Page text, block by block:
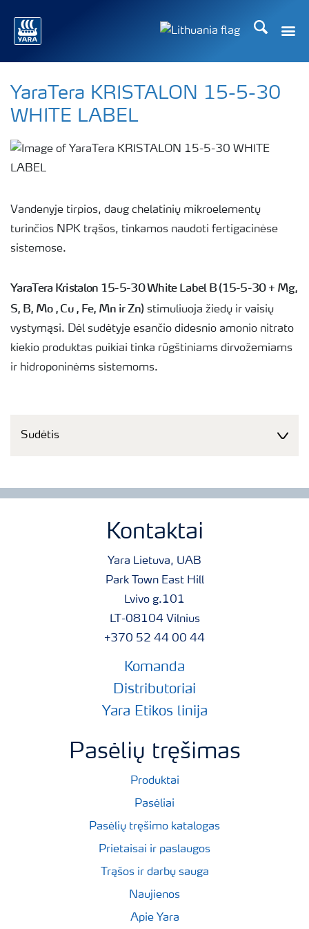
Ieškoti
YaraTera KRISTALON 15-5-30
WHITE LABEL
Vandenyje tirpios, daug chelatinių mikroelementų
turinčios NPK trąšos, tinkamos naudoti fertigacinėse
sistemose.
YaraTera Kristalon 15-5-30 White Label B (15-5-30 + Mg,
S, B, Mo , Cu , Fe, Mn ir Zn)stimuliuoja žiedų ir vaisių
vystymąsi. Dėl sudėtyje esančio didesnio amonio nitrato
kiekio produktas puikiai tinka rūgštiniams dirvožemiams
ir hidroponinėms sistemoms.
Sudėtis
Kontaktai
Yara Lietuva, UAB
Park Town East Hill
Lvivo g.101
LT-08104 Vilnius
+370 52 44 00 44
Komanda
Distributoriai
Yara Etikos linija
Pasėlių tręšimas
Produktai
Pasėliai
Pasėlių tręšimo katalogas
Prietaisai ir paslaugos
Trąšos ir darbų sauga
Naujienos
Apie Yara